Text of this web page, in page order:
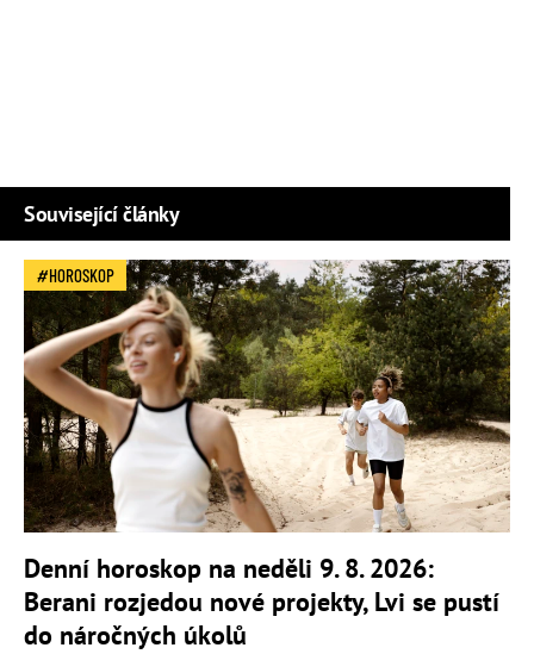
Související články
HOROSKOP
Denní horoskop na neděli 9. 8. 2026:
Berani rozjedou nové projekty, Lvi se pustí
do náročných úkolů